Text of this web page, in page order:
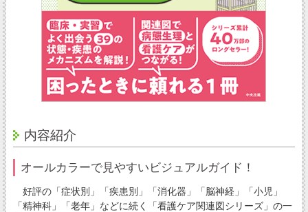
内容紹介
オールカラーで見やすいビジュアルガイド！
好評の「症状別」「疾患別」「消化器」「脳神経」「小児」
「精神科」「老年」などに続く「看護ケア関連図シリーズ」の一